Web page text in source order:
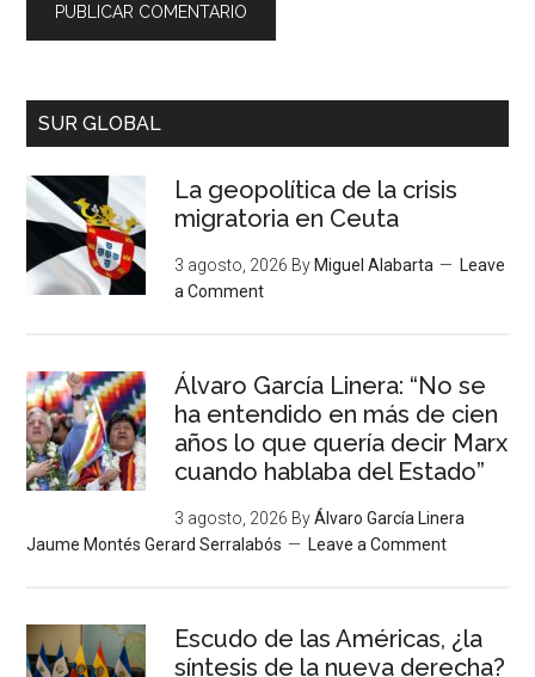
SUR GLOBAL
La geopolítica de la crisis
migratoria en Ceuta
3 agosto, 2026 By Miguel Alabarta
Leave
a Comment
Álvaro García Linera: “No se
ha entendido en más de cien
años lo que quería decir Marx
cuando hablaba del Estado”
3 agosto, 2026 ByÁlvaro García Linera
Jaume Montés Gerard Serralabós
Leave a Comment
Escudo de las Américas, ¿la
síntesis de la nueva derecha?